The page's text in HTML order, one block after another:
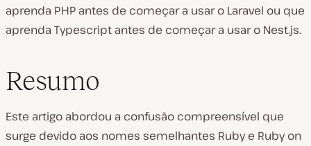
aprenda PHP antes de começar a usar o Laravel ou que
aprenda Typescript antes de começar a usar o Nest.js.
Resumo
Este artigo abordou a confusão compreensível que
surge devido aos nomes semelhantes Ruby e Ruby on